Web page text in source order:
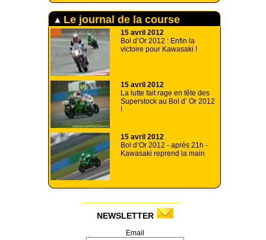
Le journal de la course
15 avril 2012
Bol d’Or 2012 : Enfin la
victoire pour Kawasaki !
15 avril 2012
La lutte fait rage en tête des
Superstock au Bol d’ Or 2012
!
15 avril 2012
Bol d’Or 2012 - après 21h -
Kawasaki reprend la main
NEWSLETTER
Email